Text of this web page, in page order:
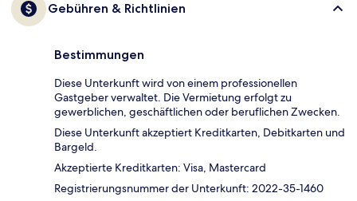
Gebühren & Richtlinien
Bestimmungen
Diese Unterkunft wird von einem professionellen
Gastgeber verwaltet. Die Vermietung erfolgt zu
gewerblichen, geschäftlichen oder beruflichen Zwecken.
Diese Unterkunft akzeptiert Kreditkarten, Debitkarten und
Bargeld.
Akzeptierte Kreditkarten: Visa, Mastercard
Registrierungsnummer der Unterkunft: 2022-35-1460